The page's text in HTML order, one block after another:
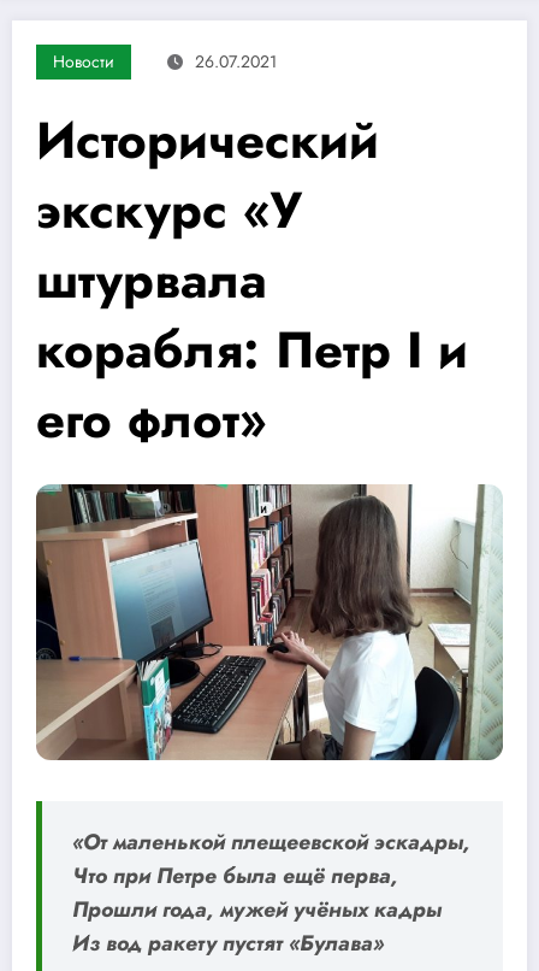
Новости 26.07.2021
Исторический
экскурс «У
штурвала
корабля: Петр I и
его флот»
«От маленькой плещеевской эскадры,
Что при Петре была ещё перва,
Прошли года, мужей учёных кадры
Из вод ракету пустят «Булава»